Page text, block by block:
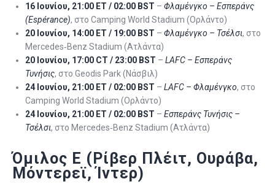
16 Ιουνίου, 21:00 ET / 02:00 BST – Φλαμένγκο – Εσπεράνς
(Espérance), στο Camping World Stadium (Ορλάντο)
20 Ιουνίου, 14:00 ET / 19:00 BST – Φλαμένγκο – Τσέλσι, στο
Mercedes‑Benz Stadium (Ατλάντα)
20 Ιουνίου, 17:00 CT / 23:00 BST – LAFC – Εσπεράνς
Τυνήσις, στο Geodis Park (Νάσβιλ)
24 Ιουνίου, 21:00 ET / 02:00 BST – LAFC – Φλαμένγκο, στο
Camping World Stadium (Ορλάντο)
24 Ιουνίου, 21:00 ET / 02:00 BST – Εσπεράνς Τυνήσις –
Τσέλσι, στο Mercedes‑Benz Stadium (Ατλάντα)
Όμιλος Ε (Ρίβερ Πλέιτ, Ουράβα,
Μόντερεϊ, Ίντερ)